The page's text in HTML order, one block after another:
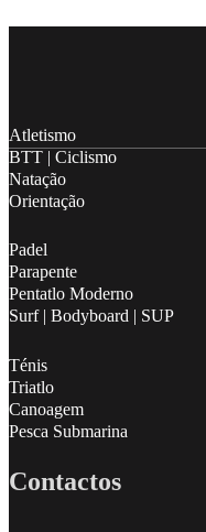
Atletismo
BTT | Ciclismo
Natação
Orientação
Padel
Parapente
Pentatlo Moderno
Surf | Bodyboard | SUP
Ténis
Triatlo
Canoagem
Pesca Submarina
Contactos